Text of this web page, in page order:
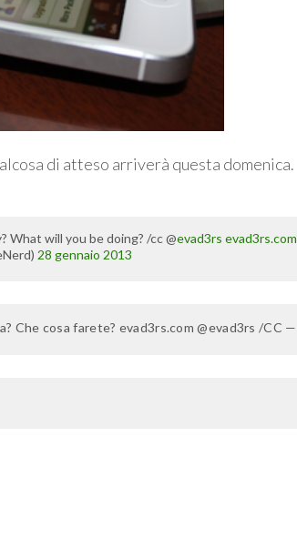
di atteso arriverà questa domenica.
What will you be doing? /cc @evad3rs evad3rs.com
28 gennaio 2013
Che cosa farete? evad3rs.com @evad3rs /CC —